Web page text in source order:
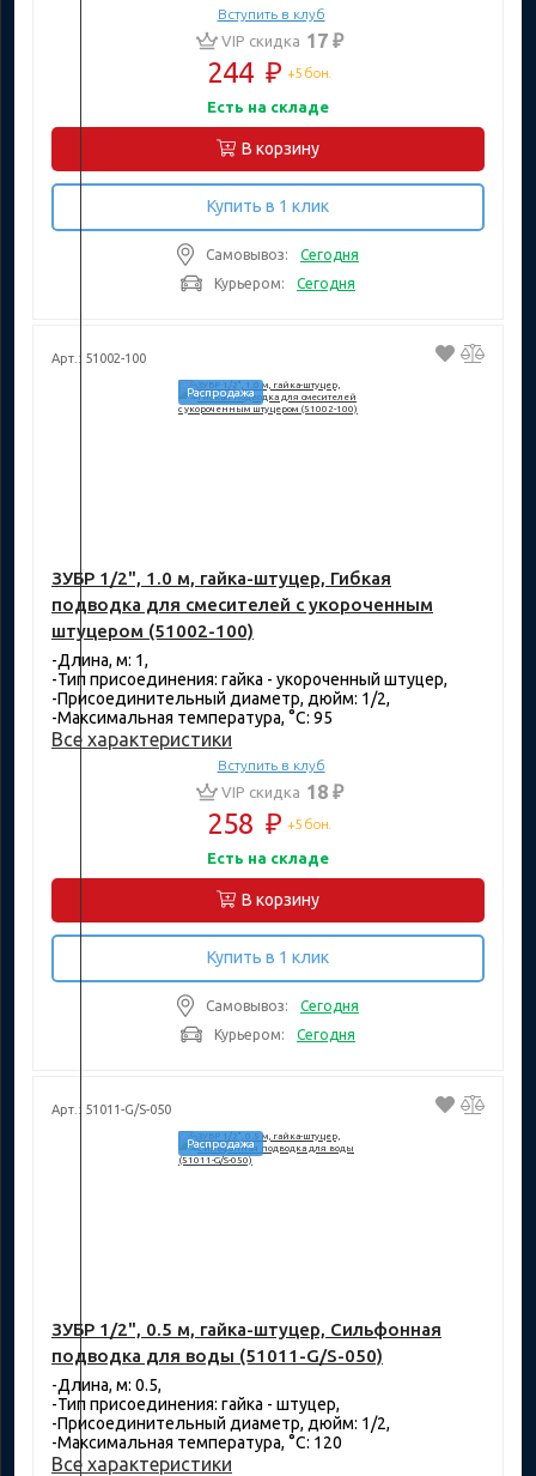
Вступить в клуб
VIP скидка 17 ₽
244 ₽ +5 бон.
Есть на складе
В корзину
Купить в 1 клик
Самовывоз:
Сегодня
Курьером:
Сегодня
Арт.: 51002-100
Распродажа
ЗУБР 1/2", 1.0 м, гайка-штуцер, Гибкая
подводка для смесителей с укороченным
штуцером (51002-100)
-Длина, м: 1,
-Тип присоединения: гайка - укороченный штуцер,
-Присоединительный диаметр, дюйм: 1/2,
-Максимальная температура, °C: 95
Все характеристики
Вступить в клуб
VIP скидка 18 ₽
258 ₽ +5 бон.
Есть на складе
В корзину
Купить в 1 клик
Самовывоз:
Сегодня
Курьером:
Сегодня
Арт.: 51011-G/S-050
Распродажа
ЗУБР 1/2", 0.5 м, гайка-штуцер, Сильфонная
подводка для воды (51011-G/S-050)
-Длина, м: 0.5,
-Тип присоединения: гайка - штуцер,
-Присоединительный диаметр, дюйм: 1/2,
-Максимальная температура, °C: 120
Все характеристики